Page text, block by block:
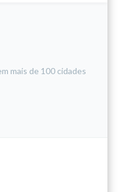
mais de 100 cidades